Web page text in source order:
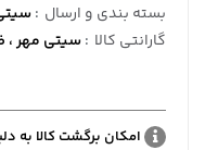
بسته بندی و ارسال :
گارانتی کالا :سیتی مهر ،
امکان برگشت کالا به